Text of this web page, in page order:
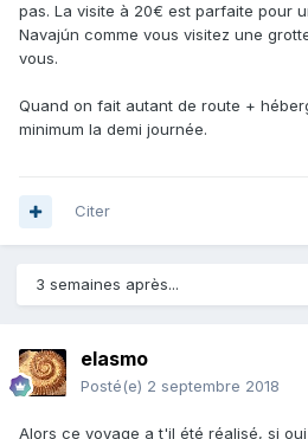
pas. La visite à 20€ est parfaite pour
Navajún comme vous visitez une
vous.
Quand on fait autant de route +
minimum la demi journée.
Citer
3 semaines après...
elasmo
Posté(e) 2 septembre 2018
Alors ce voyage a t'il été réalisé, si